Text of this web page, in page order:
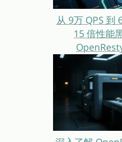
从 9万 QPS 到
15 倍性能